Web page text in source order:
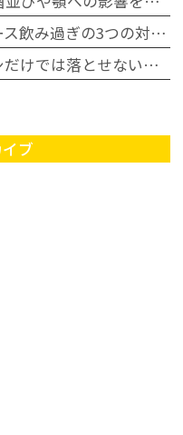
子どものむし歯を防ぐ！ジュース飲み過ぎの3つの対策｜豊田市
フロスって毎日必要？歯ブラシだけでは落とせない汚れとは
ブ